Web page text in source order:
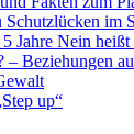
Schutzlücken im
Jahre Nein
– Beziehungen
up“